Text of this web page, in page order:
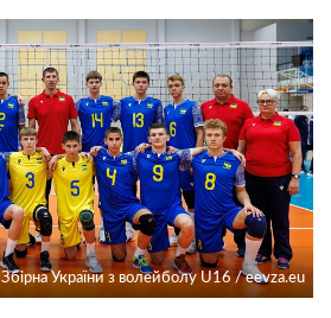
Збірна України з волейболу U16 / eevza.eu